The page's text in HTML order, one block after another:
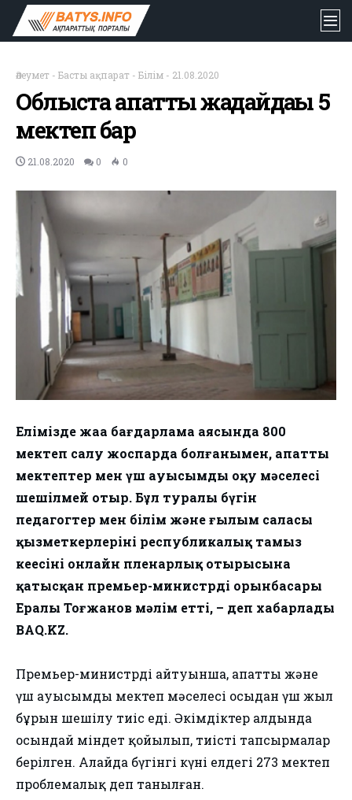
Әлеумет - Басты ақпарат - Білім - 21.08.2020
Облыста апатты жағдайдағы 5
мектеп бар
21.08.2020 0 0
Елімізде жаңа бағдарлама аясында 800
мектеп салу жоспарда болғанымен, апатты
мектептер мен үш ауысымды оқу мәселесі
шешілмей отыр. Бұл туралы бүгін
педагогтер мен білім және ғылым саласы
қызметкерлерінің республикалық тамыз
кеңесінің онлайн пленарлық отырысына
қатысқан премьер-министрдің орынбасары
Ералы Тоғжанов мәлім етті, – деп хабарлады
BAQ.KZ.
Премьер-министрдің айтуынша, апатты және
үш ауысымды мектеп мәселесі осыдан үш жыл
бұрын шешілу тиіс еді. Әкімдіктер алдында
осындай міндет қойылып, тиісті тапсырмалар
берілген. Алайда бүгінгі күні елдегі 273 мектеп
проблемалық деп танылған.